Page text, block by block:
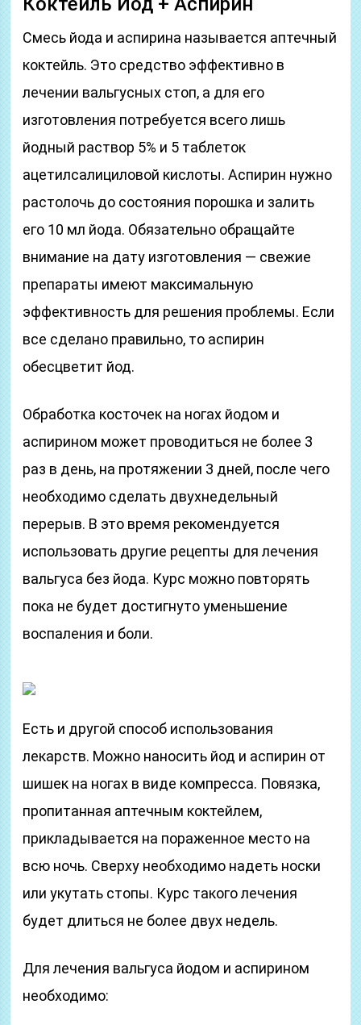
Смесь йода и аспирина называется аптечный
коктейль. Это средство эффективно в
лечении вальгусных стоп, а для его
изготовления потребуется всего лишь
йодный раствор 5% и 5 таблеток
ацетилсалициловой кислоты. Аспирин нужно
растолочь до состояния порошка и залить
его 10 мл йода. Обязательно обращайте
внимание на дату изготовления — свежие
препараты имеют максимальную
эффективность для решения проблемы. Если
все сделано правильно, то аспирин
обесцветит йод.
Обработка косточек на ногах йодом и
аспирином может проводиться не более 3
раз в день, на протяжении 3 дней, после чего
необходимо сделать двухнедельный
перерыв. В это время рекомендуется
использовать другие рецепты для лечения
вальгуса без йода. Курс можно повторять
пока не будет достигнуто уменьшение
воспаления и боли.
Есть и другой способ использования
лекарств. Можно наносить йод и аспирин от
шишек на ногах в виде компресса. Повязка,
пропитанная аптечным коктейлем,
прикладывается на пораженное место на
всю ночь. Сверху необходимо надеть носки
или укутать стопы. Курс такого лечения
будет длиться не более двух недель.
Для лечения вальгуса йодом и аспирином
необходимо: